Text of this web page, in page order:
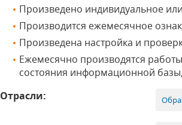
Произведено индивидуальное
Производится ежемесячное
Произведена настройка и
Ежемесячно производятся
состояния информационной
Отрасли: